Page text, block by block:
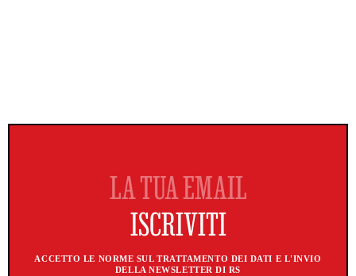
ACCETTO LE NORME SUL TRATTAMENTO DEI DATI E L'INVIO
DELLA NEWSLETTER DI RS